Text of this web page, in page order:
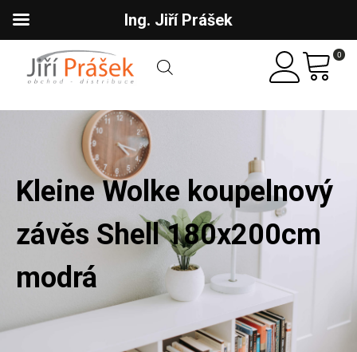
0
Kleine Wolke koupelnový
závěs Shell 180x200cm
modrá
Ing. Jiří Prášek